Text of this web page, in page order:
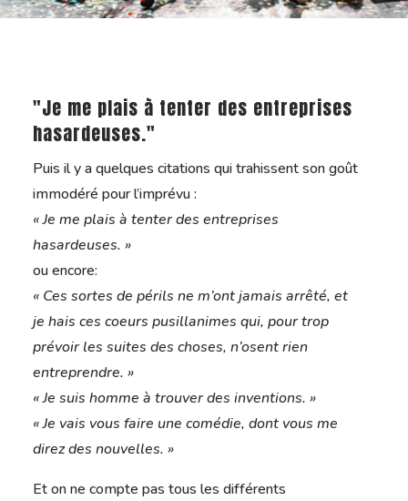
"Je me plais à tenter des entreprises
hasardeuses."
Puis il y a quelques citations qui trahissent son goût
immodéré pour l’imprévu :
« Je me plais à tenter des entreprises
hasardeuses. »
ou encore:
« Ces sortes de périls ne m’ont jamais arrêté, et
je hais ces coeurs pusillanimes qui, pour trop
prévoir les suites des choses, n’osent rien
entreprendre. »
« Je suis homme à trouver des inventions. »
« Je vais vous faire une comédie, dont vous me
direz des nouvelles. »
Et on ne compte pas tous les différents